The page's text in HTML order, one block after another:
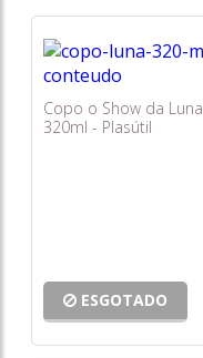
Copo o Show da Luna
320ml - Plasútil
ESGOTADO